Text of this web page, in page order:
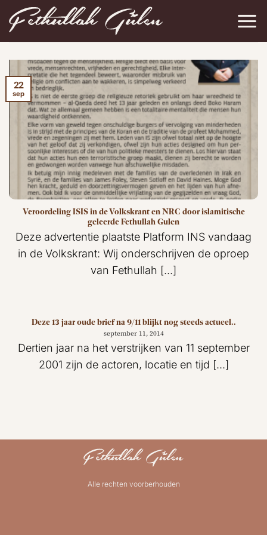
naar
inhoud
Veroordeling ISIS in de Volkskrant en NRC door islamitische
geleerde Fethullah Gulen
Deze advertentie plaatste Platform INS vandaag
in de Volkskrant: Wij onderschrijven de oproep
van Fethullah [...]
22
sep
Deze 13 jaar oude brief na 9/11 blijkt nog steeds actueel..
september 11, 2014
Dertien jaar na het verstrijken van 11 september
2001 zijn de actoren, locatie en tijd [...]
Alle rechten voorberhouden